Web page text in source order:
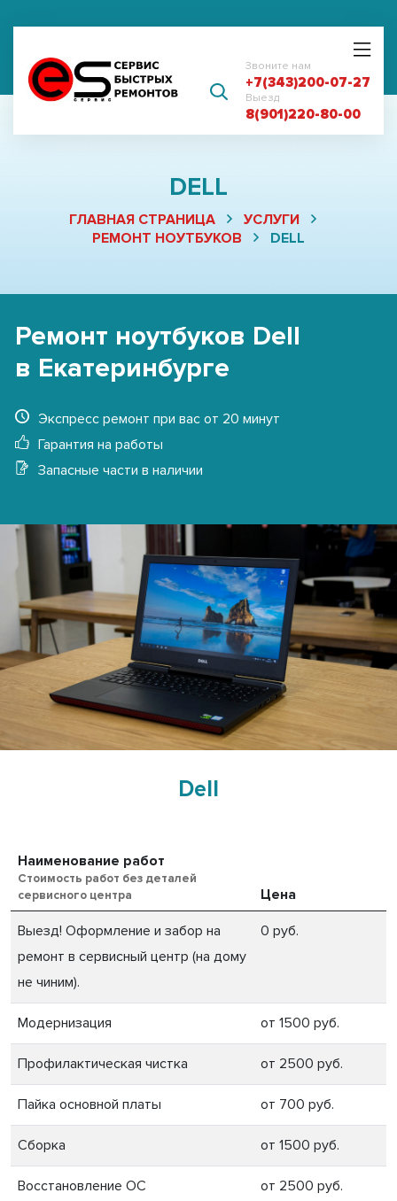
Звоните нам
+7(343)200-07-27
Выезд
8(901)220-80-00
DELL
ГЛАВНАЯ СТРАНИЦА
УСЛУГИ
РЕМОНТ НОУТБУКОВ
DELL
Ремонт ноутбуков Dell
в Екатеринбурге
Экспресс ремонт при вас от 20 минут
Гарантия на работы
Запасные части в наличии
Dell
Наименование работ
Стоимость работ без деталей
сервисного центра
Цена
Выезд! Оформление и забор на
ремонт в сервисный центр (на дому
не чиним).
0 руб.
Модернизация от 1500 руб.
Профилактическая чистка от 2500 руб.
Пайка основной платы от 700 руб.
Сборка от 1500 руб.
Восстановление ОС от 2500 руб.